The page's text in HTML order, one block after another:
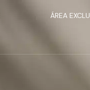
ÁREA